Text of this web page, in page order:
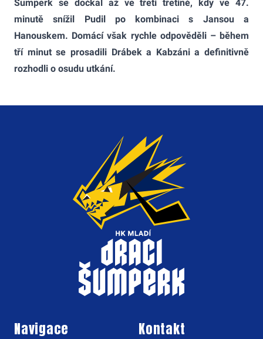
Šumperk se dočkal až ve třetí třetině, kdy ve 47.
minutě snížil Pudil po kombinaci s Jansou a
Hanouskem. Domácí však rychle odpověděli – během
tří minut se prosadili Drábek a Kabzáni a definitivně
rozhodli o osudu utkání.
Navigace Kontakt